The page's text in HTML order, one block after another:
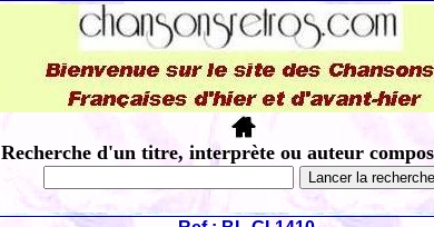
Recherche d'un titre, interprète ou auteur